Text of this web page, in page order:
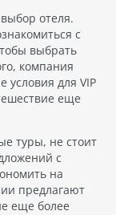
отеля.
с
выбрать
компания
для VIP
еще
туры, не стоит
с
на
предлагают
еще более